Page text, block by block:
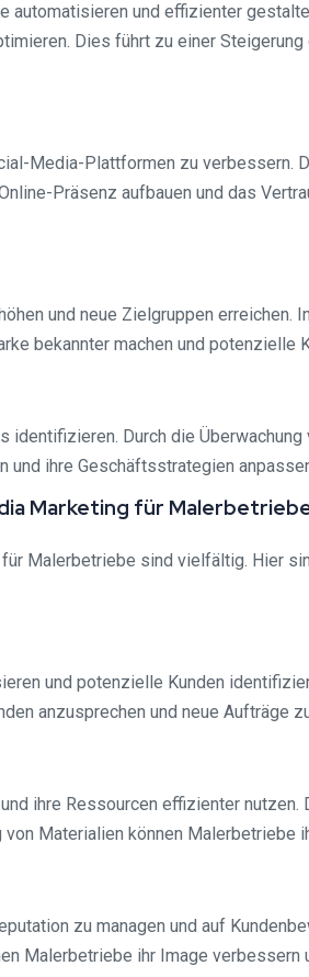
automatisieren und effizienter
Dies führt zu einer
Media-Plattformen zu verbessern.
Präsenz aufbauen und das
und neue Zielgruppen erreichen.
bekannter machen und potenzielle
Durch die
und ihre Geschäftsstrategien
Marketing für
Malerbetriebe sind vielfältig. Hier
und potenzielle Kunden
anzusprechen und neue Aufträge
ihre Ressourcen effizienter
Materialien können Malerbetriebe
zu managen und auf
Malerbetriebe ihr Image